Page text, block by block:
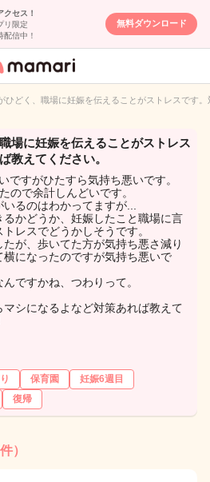
クセス！
リ限定
配信中！
無料ダウンロード
専用匿名QA
ひどく、職場に妊娠を伝えることがストレスです
場に妊娠を伝えることがストレス
教えてください。
ですがひたすら気持ち悪いです。
ので余計しんどいです。
るのはわかってますが...
かどうか、妊娠したこと職場に言
レスでどうかしそうです。
が、歩いてた方が気持ち悪さ減り
横になったのですが気持ち悪いで
ですかね、つわりって。
マシになるよなど対策あれば教えて
保育園
妊娠6週目
復帰
）